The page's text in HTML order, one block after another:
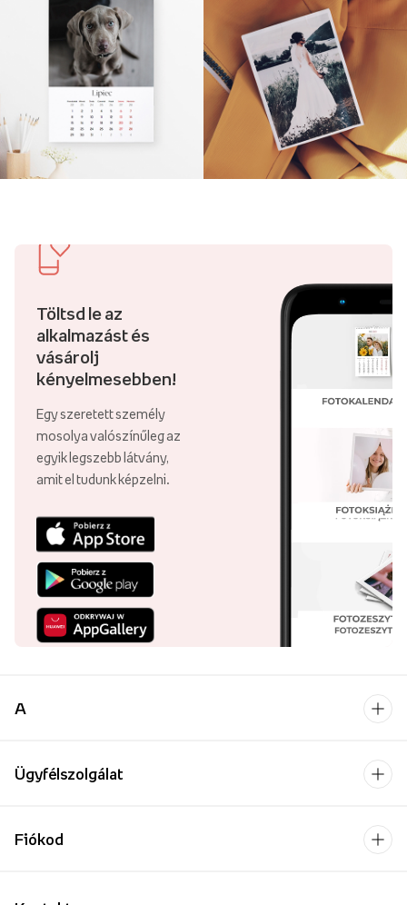
Töltsd le az
alkalmazást és
vásárolj
kényelmesebben!
Egy szeretett személy
mosolya valószínűleg az
egyik legszebb látvány,
amit el tudunk képzelni.
A
Ügyfélszolgálat
Fiókod